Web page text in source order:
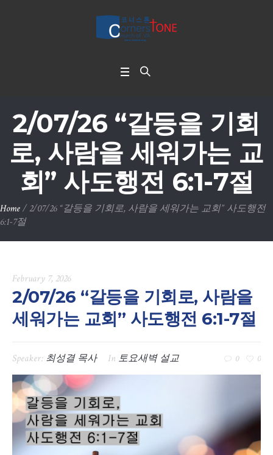
2/07/26 “갈등을 기회
로, 사람을 세워가는 교
회” 사도행전 6:1-7절
Home/2/07/26 “갈등을 기회로, 사람을 세워가는 교회” 사도행전
6:1-7절
February 7, 2026
2/07/26 “갈등을 기회로, 사람을
세워가는 교회” 사도행전 6:1-7절
Speaker: 최성결 목사 In 토요새벽 설교 0 0